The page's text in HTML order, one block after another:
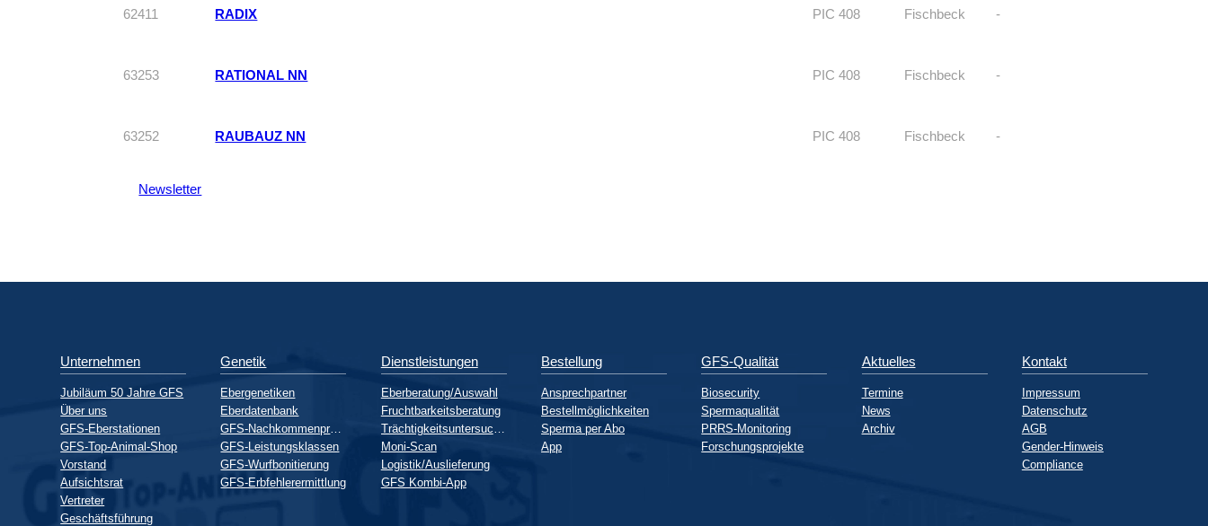
62411 RADIX PIC 408 Fischbeck -
63253 RATIONAL NN PIC 408 Fischbeck -
63252 RAUBAUZ NN PIC 408 Fischbeck -
Newsletter
Unternehmen
Jubiläum 50 Jahre GFS
Über uns
GFS-Eberstationen
GFS-Top-Animal-Shop
Vorstand
Aufsichtsrat
Vertreter
Geschäftsführung
Genetik
Ebergenetiken
Eberdatenbank
GFS-Nachkommenprüfung
GFS-Leistungsklassen
GFS-Wurfbonitierung
GFS-Erbfehlerermittlung
Dienstleistungen
Eberberatung/Auswahl
Fruchtbarkeitsberatung
Moni-Scan
Logistik/Auslieferung
GFS Kombi-App
Bestellung
Ansprechpartner
Bestellmöglichkeiten
Sperma per Abo
App
GFS-Qualität
Biosecurity
Spermaqualität
PRRS-Monitoring
Forschungsprojekte
Aktuelles
Termine
News
Archiv
Kontakt
Impressum
Datenschutz
AGB
Gender-Hinweis
Compliance